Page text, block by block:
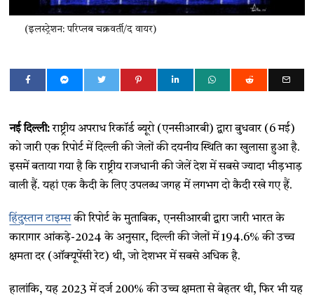
(इलस्ट्रेशन: परिप्लब चक्रवर्ती/द वायर)
नई दिल्ली:राष्ट्रीय अपराध रिकॉर्ड ब्यूरो (एनसीआरबी) द्वारा बुधवार (6 मई)
को जारी एक रिपोर्ट में दिल्ली की जेलों की दयनीय स्थिति का खुलासा हुआ है.
इसमें बताया गया है कि राष्ट्रीय राजधानी की जेलें देश में सबसे ज्यादा भीड़भाड़
वाली हैं. यहां एक कैदी के लिए उपलब्ध जगह में लगभग दो कैदी रखे गए हैं.
हिंदुस्तान टाइम्सकी रिपोर्ट के मुताबिक, एनसीआरबी द्वारा जारी भारत के
कारागार आंकड़े-2024 के अनुसार, दिल्ली की जेलों में 194.6% की उच्च
क्षमता दर (ऑक्यूपेंसी रेट) थी, जो देशभर में सबसे अधिक है.
हालांकि, यह 2023 में दर्ज 200% की उच्च क्षमता से बेहतर थी, फिर भी यह